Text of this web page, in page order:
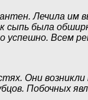
Лечила им
была
успешно. Всем
Они
Побочных